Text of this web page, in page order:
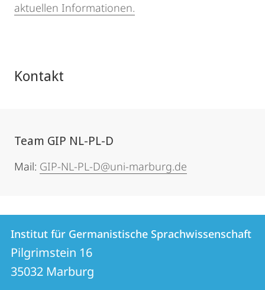
aktuellen Informationen.
Kontakt
Team GIP NL-PL-D
Mail: GIP-NL-PL-D@uni-marburg.de
Kontakt
und
Informationen
Kontaktinformationen
Institut
für
Germanistische
Institut für Germanistische Sprachwissenschaft
Pilgrimstein 16
35032 Marburg